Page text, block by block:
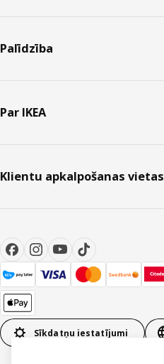
Palīdzība
Par IKEA
Klientu apkalpošanas vietas
Sīkdatņu iestatījumi